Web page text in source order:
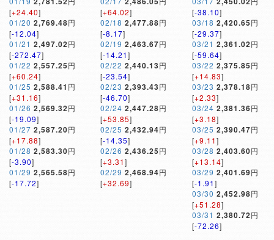
[+24.40]
01/20 2,769.48円
[-12.04]
01/21 2,497.02円
[-272.47]
01/22 2,557.25円
[+60.24]
01/25 2,588.41 円
[+31.16]
01/26 2,569.32円
[-19.09]
01/27 2,587.20円
[+17.88]
01/28 2,583.30円
[-3.90]
01/29 2,565.58円
[-17.72]
[+64.02]
02/18 2,477.88円
[-8.17]
02/19 2,463.67円
[-14.21]
02/22 2,440.13円
[-23.54]
02/23 2,393.43円
[-46.70]
02/24 2,447.28円
[+53.85]
02/25 2,432.94円
[-14.35]
02/26 2,436.25円
[+3.31]
02/29 2,468.94円
[+32.69]
[-38.10]
03/18 2,420.65円
[-29.37]
03/21 2,361.02円
[-59.64]
03/22 2,375.85円
[+14.83]
03/23 2,378.18円
[+2.33]
03/24 2,381.36円
[+3.18]
03/25 2,390.47円
[+9.11]
03/28 2,403.60円
[+13.14]
03/29 2,401.69円
[-1.91]
03/30 2,452.98円
[+51.28]
03/31 2,380.72円
[-72.26]